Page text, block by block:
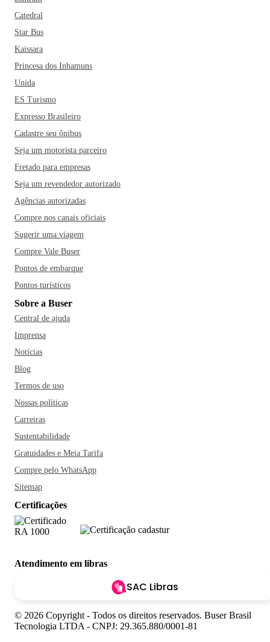
Catedral
Star Bus
Kaissara
Princesa dos Inhamuns
Unida
ES Turismo
Expresso Brasileiro
Cadastre seu ônibus
Seja um motorista parceiro
Fretado para empresas
Seja um revendedor autorizado
Agências autorizadas
Compre nos canais oficiais
Sugerir uma viagem
Compre Vale Buser
Pontos de embarque
Pontos turísticos
Sobre a Buser
Central de ajuda
Imprensa
Notícias
Blog
Termos de uso
Nossas políticas
Carreiras
Sustentabilidade
Gratuidades e Meia Tarifa
Compre pelo WhatsApp
Sitemap
Certificações
Atendimento em libras
SAC Libras
© 2026 Copyright - Todos os direitos reservados. Buser Brasil
Tecnologia LTDA - CNPJ: 29.365.880/0001-81